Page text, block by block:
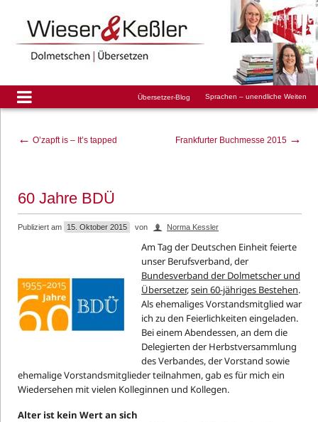
Übersetzer-Blog Sprachen – unendliche Weiten
← O’zapft is – It’s tapped Frankfurter Buchmesse 2015 →
60 Jahre BDÜ
Publiziert am 15. Oktober 2015 von Norma Kessler
Am Tag der Deutschen Einheit feierte
unser Berufsverband, der
Bundesverband der Dolmetscher und
Übersetzer,sein 60-jähriges Bestehen.
Als ehemaliges Vorstandsmitglied war
ich zu den Feierlichkeiten eingeladen.
Bei einem Abendessen, an dem die
Delegierten der Herbstversammlung
des Verbandes, der Vorstand sowie
ehemalige Vorstandsmitglieder teilnahmen, gab es für mich ein
Wiedersehen mit vielen Kolleginnen und Kollegen.
Alter ist kein Wert an sich